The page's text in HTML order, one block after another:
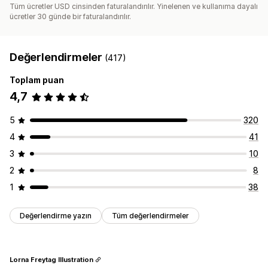
Tüm ücretler USD cinsinden faturalandırılır. Yinelenen ve kullanıma dayalı
ücretler 30 günde bir faturalandırılır.
Değerlendirmeler (417)
Toplam puan
4,7
5
320
4
41
3
10
2
8
1
38
Değerlendirme yazın Tüm değerlendirmeler
Lorna Freytag Illustration